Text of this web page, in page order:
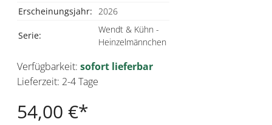
Erscheinungsjahr: 2026
Serie:
Wendt & Kühn -
Heinzelmännchen
Verfügbarkeit: sofort lieferbar
Lieferzeit: 2-4 Tage
54,00 €